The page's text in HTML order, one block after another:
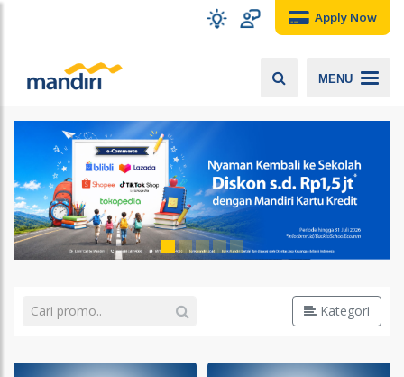
Apply Now
MENU
Kategori